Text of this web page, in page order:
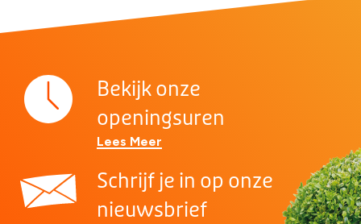
Bekijk onze
openingsuren
Lees Meer
Schrijf je in op onze
nieuwsbrief